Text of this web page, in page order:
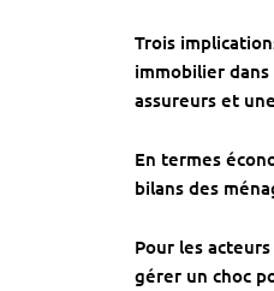
Trois
immobilier
assureurs et
En termes
bilans des
Pour les
gérer un choc